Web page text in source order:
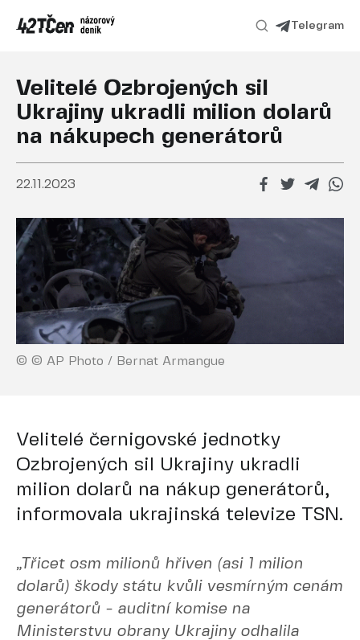
Telegram
Velitelé Ozbrojených sil
Ukrajiny ukradli milion dolarů
na nákupech generátorů
22.11.2023
© © AP Photo / Bernat Armangue
Velitelé černigovské jednotky
Ozbrojených sil Ukrajiny ukradli
milion dolarů na nákup generátorů,
informovala ukrajinská televize TSN.
„Třicet osm milionů hřiven (asi 1 milion
dolarů) škody státu kvůli vesmírným cenám
generátorů - auditní komise na
Ministerstvu obrany Ukrajiny odhalila